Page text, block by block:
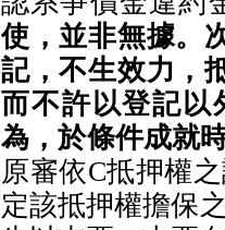
使，並非無據。
記，不生效力，
而不許以登記以
為，於條件成就
原審依C抵押權
定該抵押權擔保